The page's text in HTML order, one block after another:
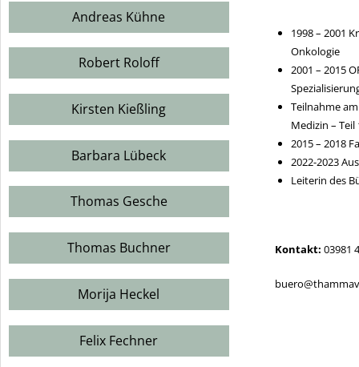
1998 – 2001
Onkologie
2001 – 2015
Teilnahme
Medizin – Teil
2015 – 2018
2022-2023
Leiterin des
Kontakt:03981
Andreas Kühne
Robert Roloff
Kirsten Kießling
Barbara Lübeck
Thomas Gesche
Thomas Buchner
Morija Heckel
Felix Fechner